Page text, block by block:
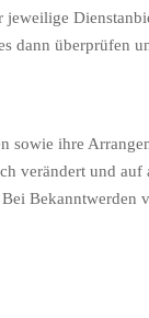
dann überprüfen
ihre
verändert und